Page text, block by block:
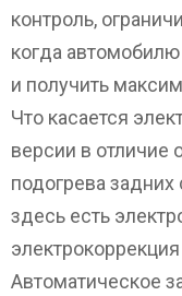
контроль,
когда
и получить
Что касается
версии в отличие
подогрева
здесь есть
Автоматическое